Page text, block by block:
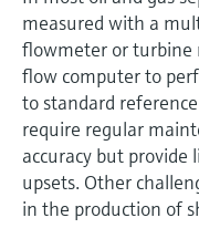
measured with a
flowmeter or turbine
flow computer to
to standard
require regular
accuracy but provide
upsets. Other
in the production of